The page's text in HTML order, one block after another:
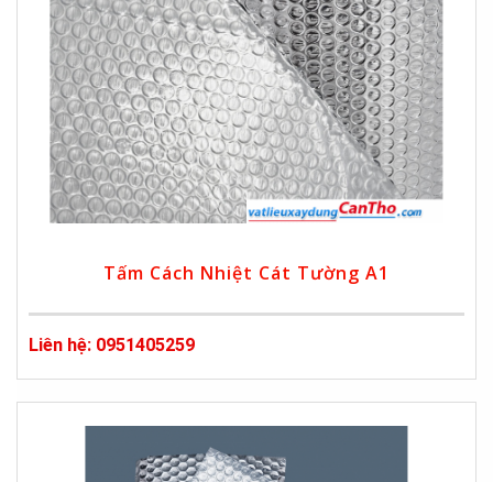
Tấm Cách Nhiệt Cát Tường A1
Liên hệ: 0951405259